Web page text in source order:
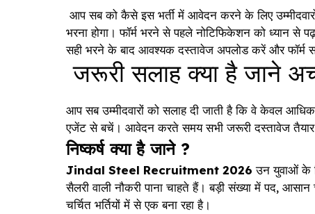
आप सब को कैसे इस भर्ती में आवेदन करने के लिए
भरना होगा। फॉर्म भरने से पहले नोटिफिकेशन को ध्यान से
सही भरने के बाद आवश्यक दस्तावेज अपलोड करें और फॉर्म
जरूरी सलाह क्या है जाने
आप सब उम्मीदवारों को सलाह दी जाती है कि वे केवल
एजेंट से बचें। आवेदन करते समय सभी जरूरी दस्तावेज
निष्कर्ष क्या है जाने ?
Jindal Steel Recruitment 2026 उन युवाओं के
सैलरी वाली नौकरी पाना चाहते हैं। बड़ी संख्या में पद,
चर्चित भर्तियों में से एक बना रहा है।